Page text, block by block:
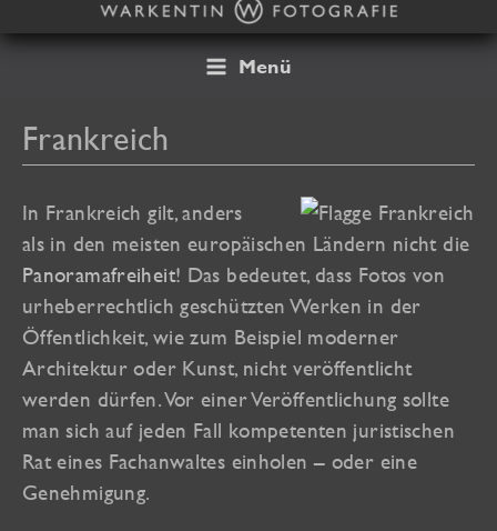
Inhalt
Menü
Frankreich
In Frankreich gilt, anders
als in den meisten europäischen Ländern nicht die
Panoramafreiheit! Das bedeutet, dass Fotos von
urheberrechtlich geschützten Werken in der
Öffentlichkeit, wie zum Beispiel moderner
Architektur oder Kunst, nicht veröffentlicht
werden dürfen. Vor einer Veröffentlichung sollte
man sich auf jeden Fall kompetenten juristischen
Rat eines Fachanwaltes einholen – oder eine
Genehmigung.